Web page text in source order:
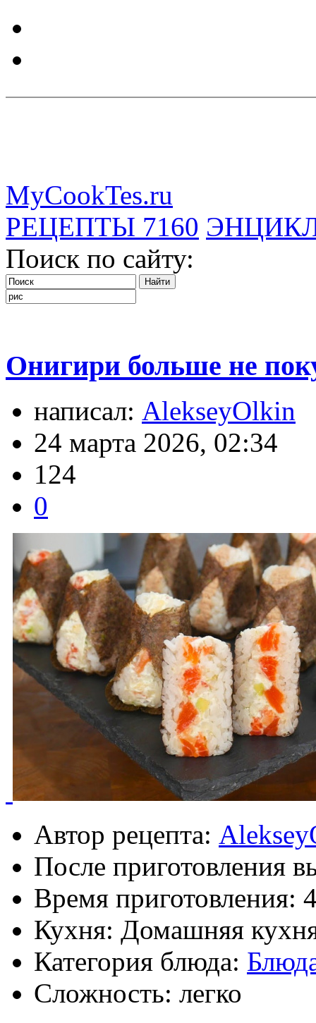
MyCookTes.ru
РЕЦЕПТЫ 7160
Поиск по сайту:
Онигири больше не
написал: AlekseyOlkin
24 марта 2026, 02:34
124
0
Автор рецепта:
После приготовления
Время приготовления:
Кухня: Домашняя
Категория блюда:
Сложность: легко